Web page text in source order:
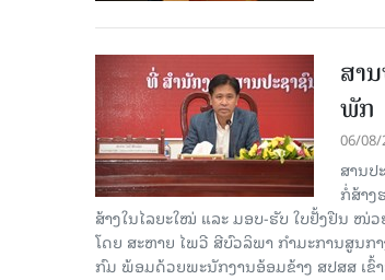
ສາ
ພັກ
06/08/
ສານປ
ກໍ່ສ້າງ
ສ້າງໃນໄລຍະໃໝ່ ແລະ ມອບ-ຮັບ ໃບຢັ້ງຢືນ
ໂດຍ ສະຫາຍ ໄພວີ ສີບົວລິພາ ກຳມະການສູນ
ກົມ ພ້ອມດ້ວຍພະນັກງານອ້ອມຂ້າງ ສປສສ ເ